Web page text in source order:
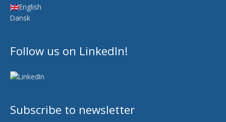
English
Dansk
Follow us on LinkedIn!
Subscribe to newsletter